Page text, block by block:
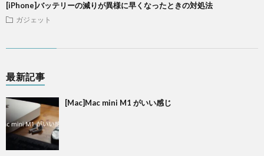
[iPhone]バッテリーの減りが異様に早くなったときの対処法
ガジェット
最新記事
[Mac]Mac mini M1 がいい感じ